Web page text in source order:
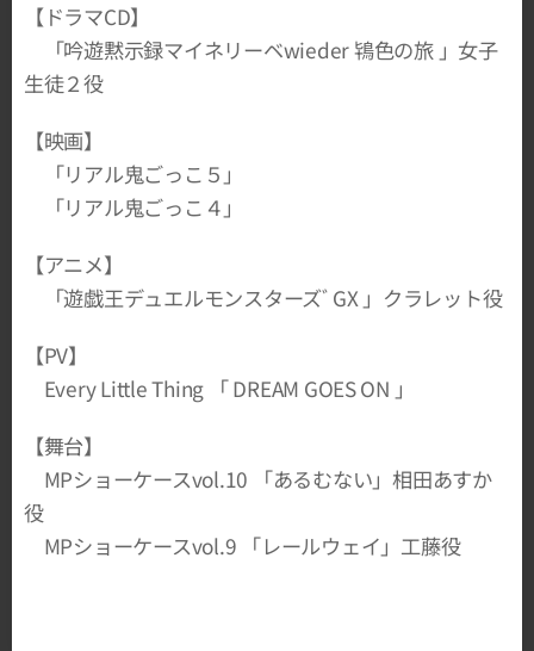
【ドラマCD】
「吟遊黙示録マイネリーベwieder 鴇色の旅 」女子
生徒２役
【映画】
「リアル鬼ごっこ５」
「リアル鬼ごっこ４」
【アニメ】
「遊戯王デュエルモンスターズﾞGX 」クラレット役
【PV】
Every Little Thing 「 DREAM GOES ON 」
【舞台】
MPショーケースvol.10 「あるむない」相田あすか
役
MPショーケースvol.9 「レールウェイ」工藤役